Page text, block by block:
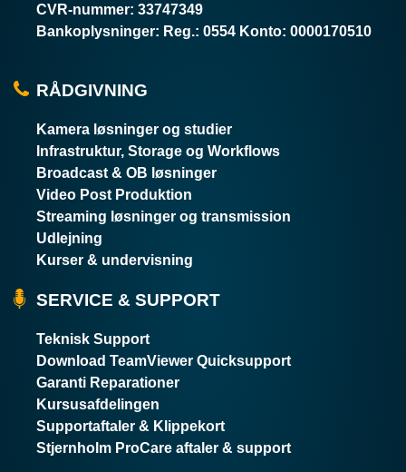
CVR-nummer: 33747349
Bankoplysninger: Reg.: 0554 Konto: 0000170510
RÅDGIVNING
Kamera løsninger og studier
Infrastruktur, Storage og Workflows
Broadcast & OB løsninger
Video Post Produktion
Streaming løsninger og transmission
Udlejning
Kurser & undervisning
SERVICE & SUPPORT
Teknisk Support
Download TeamViewer Quicksupport
Garanti Reparationer
Kursusafdelingen
Supportaftaler & Klippekort
Stjernholm ProCare aftaler & support